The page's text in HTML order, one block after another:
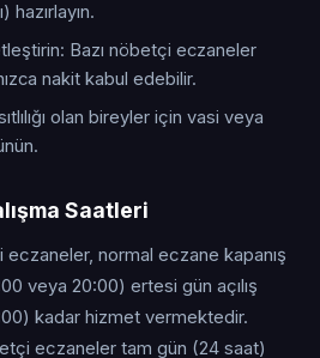
Bazı nöbetçi eczaneler
nakit kabul edebilir.
olan bireyler için vasi veya
Saatleri
normal eczane kapanış
veya 20:00) ertesi gün açılış
kadar hizmet vermektedir.
eczaneler tam gün (24 saat)